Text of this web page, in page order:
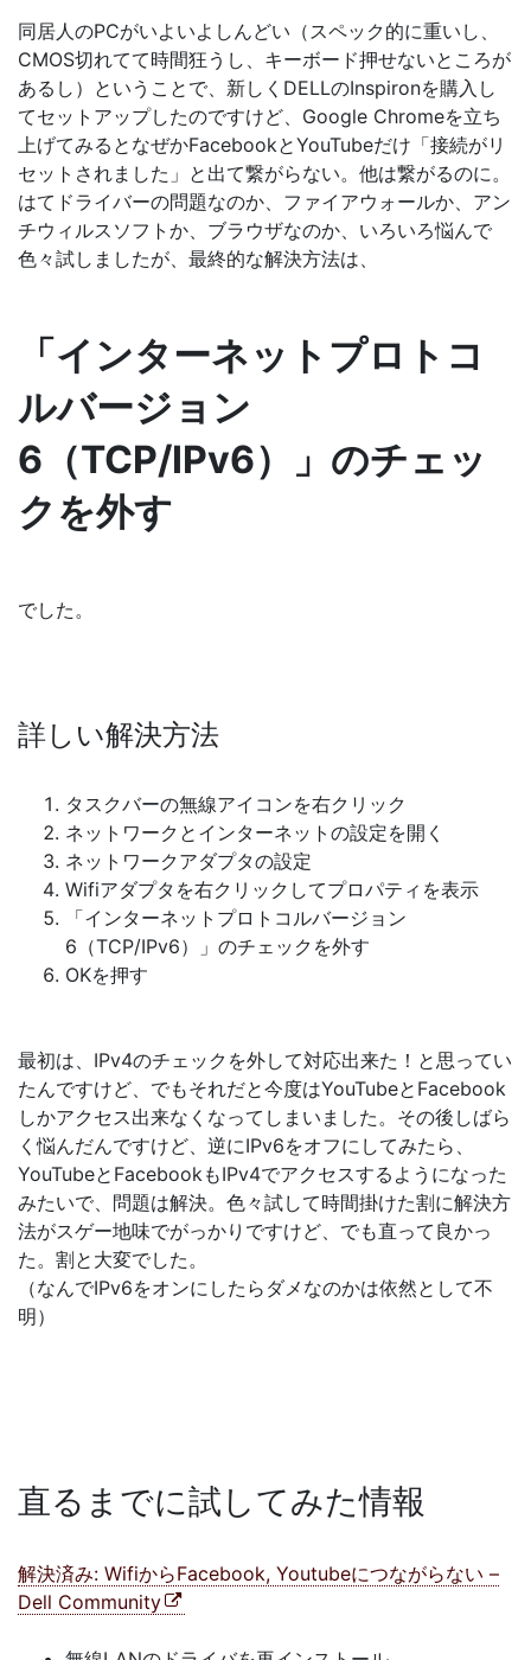
同居人のPCがいよいよしんどい（スペック的に重いし、
CMOS切れてて時間狂うし、キーボード押せないところが
あるし）ということで、新しくDELLのInspironを購入し
てセットアップしたのですけど、Google Chromeを立ち
上げてみるとなぜかFacebookとYouTubeだけ「接続がリ
セットされました」と出て繋がらない。他は繋がるのに。
はてドライバーの問題なのか、ファイアウォールか、アン
チウィルスソフトか、ブラウザなのか、いろいろ悩んで
色々試しましたが、最終的な解決方法は、
「インターネットプロトコ
ルバージョン
6（TCP/IPv6）」のチェッ
クを外す
でした。
詳しい解決方法
タスクバーの無線アイコンを右クリック
ネットワークとインターネットの設定を開く
ネットワークアダプタの設定
Wifiアダプタを右クリックしてプロパティを表示
「インターネットプロトコルバージョン
6（TCP/IPv6）」のチェックを外す
OKを押す
最初は、IPv4のチェックを外して対応出来た！と思ってい
たんですけど、でもそれだと今度はYouTubeとFacebook
しかアクセス出来なくなってしまいました。その後しばら
く悩んだんですけど、逆にIPv6をオフにしてみたら、
YouTubeとFacebookもIPv4でアクセスするようになった
みたいで、問題は解決。色々試して時間掛けた割に解決方
法がスゲー地味でがっかりですけど、でも直って良かっ
た。割と大変でした。
（なんでIPv6をオンにしたらダメなのかは依然として不
明）
直るまでに試してみた情報
解決済み: WifiからFacebook, Youtubeにつながらない –
Dell Community